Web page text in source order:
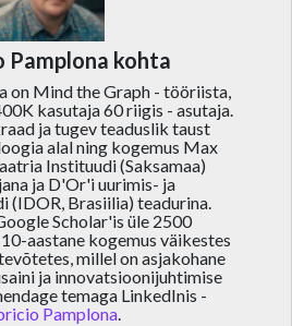
Pamplona kohta
on Mind the Graph - tööriista,
kasutaja 60 riigis - asutaja.
ja tugev teaduslik taust
alal ning kogemus Max
Instituudi (Saksamaa)
ja D'Or'i uurimis- ja
(IDOR, Brasiilia) teadurina.
Scholar'is üle 2500
aastane kogemus väikestes
millel on asjakohane
ja innovatsioonijuhtimise
temaga LinkedInis -
Pamplona.